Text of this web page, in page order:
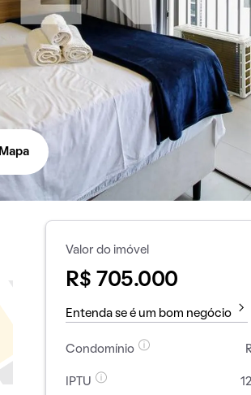
Mapa
Valor do imóvel
R$ 705.000
Entenda se é um bom negócio
Condomínio
IPTU